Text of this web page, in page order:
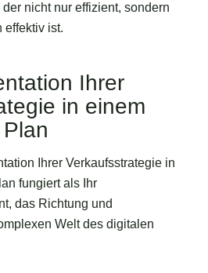
nicht nur effizient, sondern
effektiv ist.
Ihrer
in einem
Ihrer Verkaufsstrategie in
fungiert als Ihr
das Richtung und
Welt des digitalen